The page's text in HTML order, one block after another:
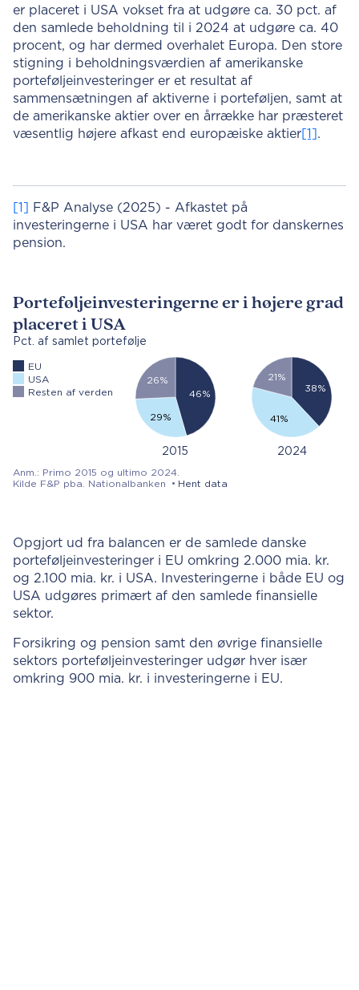
er placeret i USA vokset fra at udgøre ca. 30 pct. af
den samlede beholdning til i 2024 at udgøre ca. 40
procent, og har dermed overhalet Europa. Den store
stigning i beholdningsværdien af amerikanske
porteføljeinvesteringer er et resultat af
sammensætningen af aktiverne i porteføljen, samt at
de amerikanske aktier over en årrække har præsteret
væsentlig højere afkast end europæiske aktier [1] .
[1]
F&P Analyse (2025) - Afkastet på
investeringerne i USA har været godt for danskernes
pension.
Opgjort ud fra balancen er de samlede danske
porteføljeinvesteringer i EU omkring 2.000 mia. kr.
og 2.100 mia. kr. i USA. Investeringerne i både EU og
USA udgøres primært af den samlede finansielle
sektor.
Forsikring og pension samt den øvrige finansielle
sektors porteføljeinvesteringer udgør hver især
omkring 900 mia. kr. i investeringerne i EU.